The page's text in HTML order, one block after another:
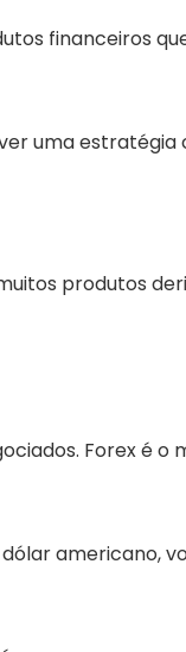
financeiros
uma estratégia
produtos
Forex é
americano,